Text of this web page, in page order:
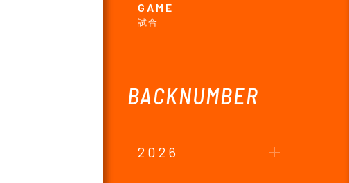
GAME
試合
BACKNUMBER
2026